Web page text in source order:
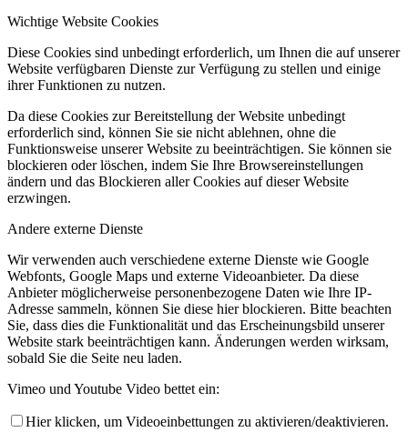
Wichtige Website Cookies
Diese Cookies sind unbedingt erforderlich, um Ihnen die auf unserer
Website verfügbaren Dienste zur Verfügung zu stellen und einige
ihrer Funktionen zu nutzen.
Da diese Cookies zur Bereitstellung der Website unbedingt
erforderlich sind, können Sie sie nicht ablehnen, ohne die
Funktionsweise unserer Website zu beeinträchtigen. Sie können sie
blockieren oder löschen, indem Sie Ihre Browsereinstellungen
ändern und das Blockieren aller Cookies auf dieser Website
erzwingen.
Andere externe Dienste
Wir verwenden auch verschiedene externe Dienste wie Google
Webfonts, Google Maps und externe Videoanbieter. Da diese
Anbieter möglicherweise personenbezogene Daten wie Ihre IP-
Adresse sammeln, können Sie diese hier blockieren. Bitte beachten
Sie, dass dies die Funktionalität und das Erscheinungsbild unserer
Website stark beeinträchtigen kann. Änderungen werden wirksam,
sobald Sie die Seite neu laden.
Vimeo und Youtube Video bettet ein:
Hier klicken, um Videoeinbettungen zu aktivieren/deaktivieren.